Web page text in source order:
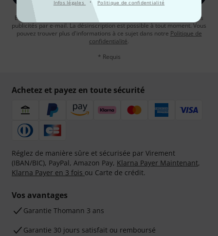
Infos légales Politique de confidentialité
En cliquant sur "S'inscrire maintenant", vous acceptez de recevoir des
publicités par e-mail. La désinscription est possible à tout moment. Vous
pouvez trouver plus d'informations à ce sujet dans notre Politique de
confidentialité.
* Requis
Achetez et payez en toute sécurité
Réglez de manière sûre et sécurisée par Virement
(IBAN/BIC), PayPal, Amazon Pay, Klarna Payer Maintenant,
Klarna Payer en 3 fois ou Carte de crédit.
Vos avantages
Ga­ran­tie Thomann 3 ans
Garantie 30 jours satisfait ou remboursé